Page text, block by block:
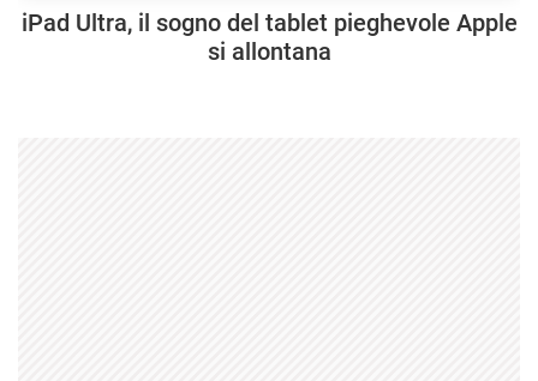
iPad Ultra, il sogno del tablet pieghevole Apple
si allontana